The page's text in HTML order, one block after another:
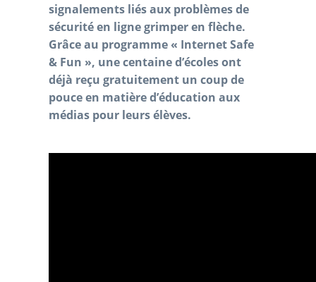
signalements liés aux problèmes de
sécurité en ligne grimper en flèche.
Grâce au programme « Internet Safe
& Fun », une centaine d’écoles ont
déjà reçu gratuitement un coup de
pouce en matière d’éducation aux
médias pour leurs élèves.